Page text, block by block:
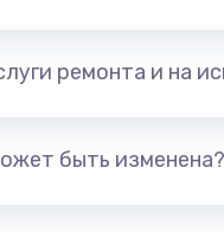
ремонта и на
быть изменена?